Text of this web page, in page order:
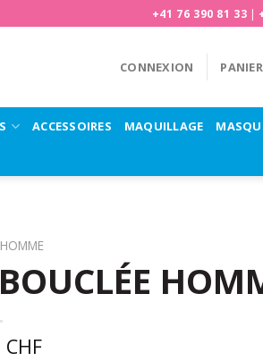
+41 76 390 81 33 |
CONNEXION
ACCESSOIRES MAQUILLAGE
HOMME
CHF